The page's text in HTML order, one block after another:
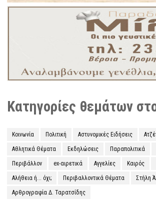
Κατηγορίες θεμάτων
Κοινωνία Πολιτική Αστυνομικές Ειδήσεις
Αθλητικά Θέματα Εκδηλώσεις Παραπολιτικά
Περιβάλλον ex-αιρετικά Αγγελίες Καιρός
Αλήθεια ή... όχι; Περιβαλλοντικά Θέματα Στήλη
Αρθρογραφία Δ. Ταρατσίδης